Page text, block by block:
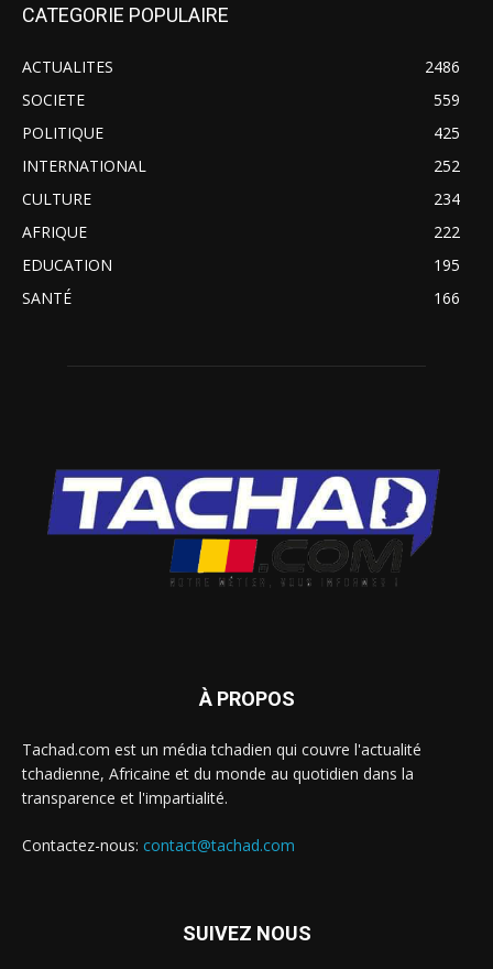
CATEGORIE POPULAIRE
ACTUALITES
2486
SOCIETE
559
POLITIQUE
425
INTERNATIONAL
252
CULTURE
234
AFRIQUE
222
EDUCATION
195
SANTÉ
166
À PROPOS
Tachad.com est un média tchadien qui couvre l'actualité
tchadienne, Africaine et du monde au quotidien dans la
transparence et l'impartialité.
Contactez-nous: contact@tachad.com
SUIVEZ NOUS